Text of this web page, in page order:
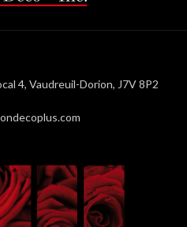
4, Vaudreuil-Dorion, J7V 8P2